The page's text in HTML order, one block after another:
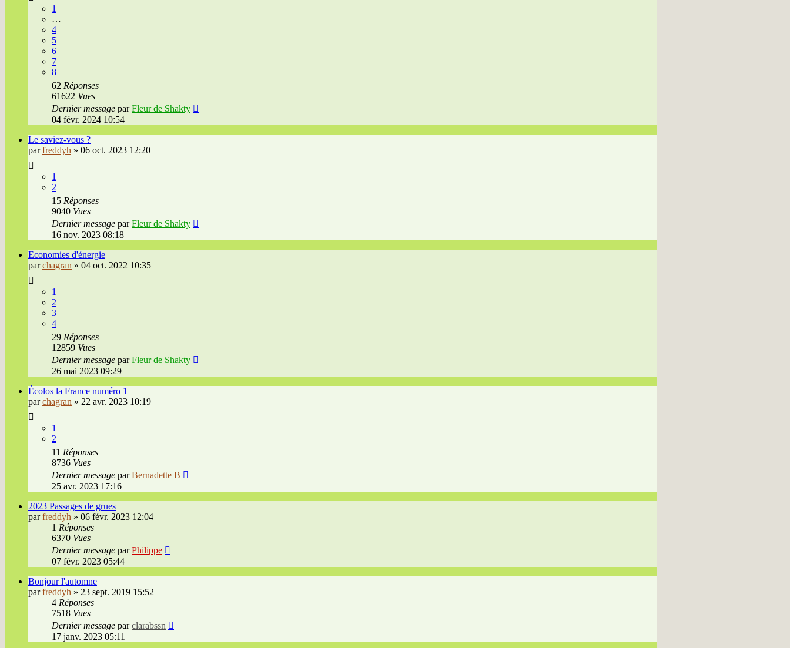
1
…
4
5
6
7
8
62 Réponses
61622 Vues
Dernier message parFleur de Shakty
04 févr. 2024 10:54
Le saviez-vous ?
parfreddyh » 06 oct. 2023 12:20
1
2
15 Réponses
9040 Vues
Dernier message parFleur de Shakty
16 nov. 2023 08:18
Economies d'énergie
parchagran » 04 oct. 2022 10:35
1
2
3
4
29 Réponses
12859 Vues
Dernier message parFleur de Shakty
26 mai 2023 09:29
Écolos la France numéro 1
parchagran » 22 avr. 2023 10:19
1
2
11 Réponses
8736 Vues
Dernier message parBernadette B
25 avr. 2023 17:16
2023 Passages de grues
parfreddyh » 06 févr. 2023 12:04
1 Réponses
6370 Vues
Dernier message parPhilippe
07 févr. 2023 05:44
Bonjour l'automne
parfreddyh » 23 sept. 2019 15:52
4 Réponses
7518 Vues
Dernier message parclarabssn
17 janv. 2023 05:11